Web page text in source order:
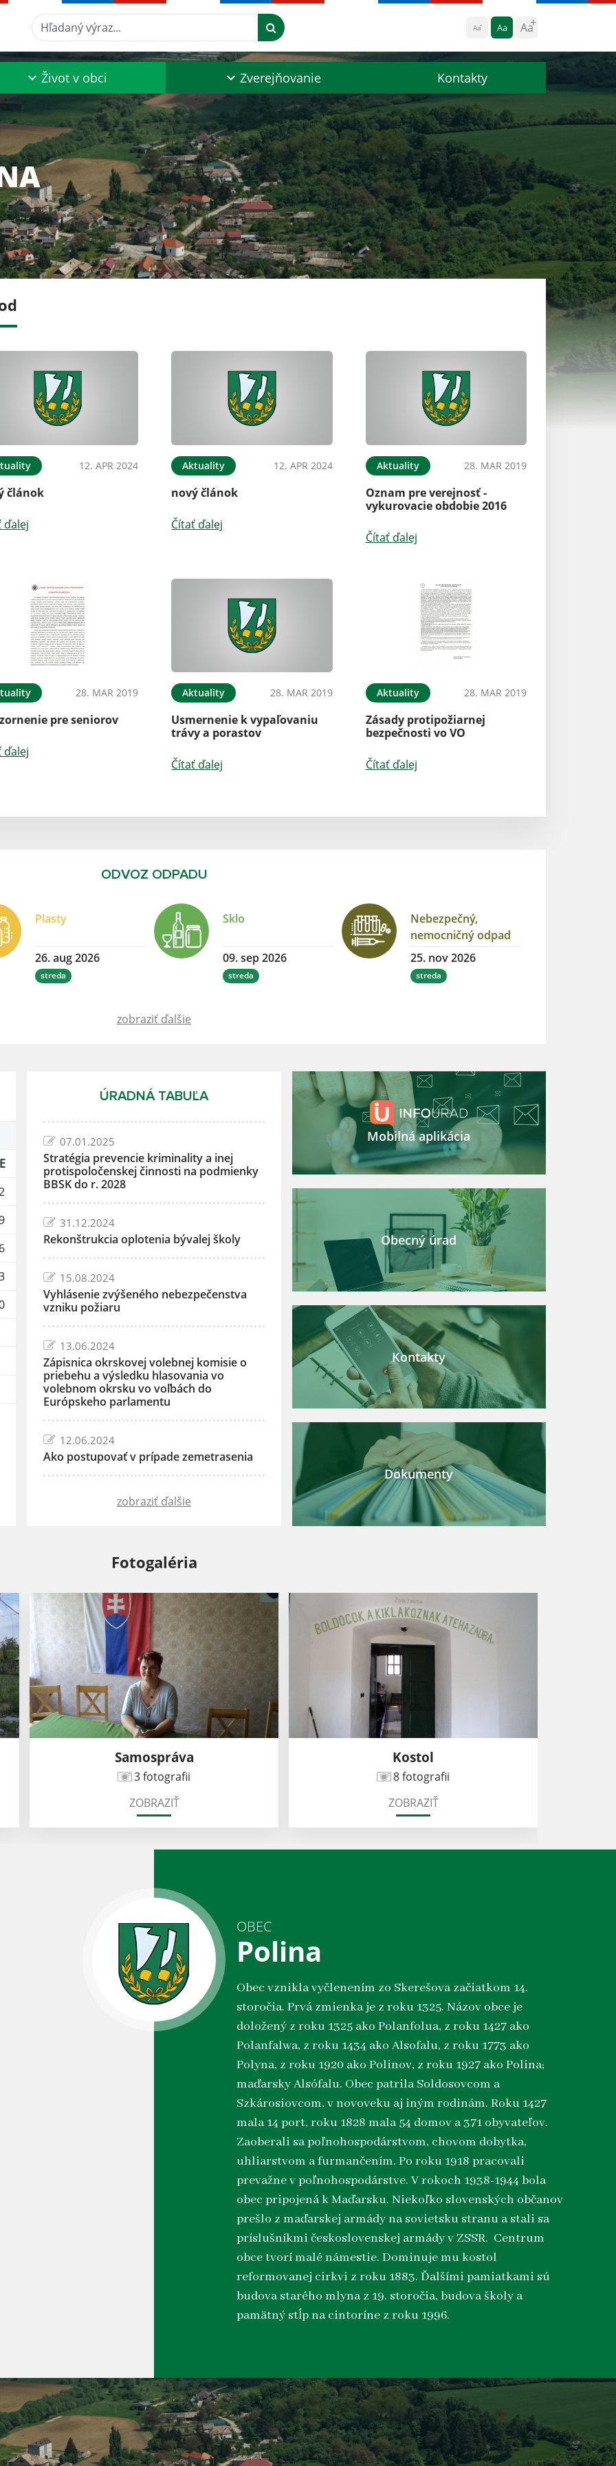
Aa Aa Aa
Hľadaný výraz...
Život v obci Zverejňovanie Kontakty
12. APR 2024
článok
ďalej
Aktuality 12. APR 2024
nový článok
Čítať ďalej
Aktuality 28. MAR 2019
Oznam pre verejnosť -
vykurovacie obdobie 2016
Čítať ďalej
28. MAR 2019
pre seniorov
ďalej
Aktuality 28. MAR 2019
Usmernenie k vypaľovaniu
trávy a porastov
Čítať ďalej
Aktuality 28. MAR 2019
Zásady protipožiarnej
bezpečnosti vo VO
Čítať ďalej
ODVOZ ODPADU
Plasty
26. aug 2026
streda
Sklo
09. sep 2026
streda
Nebezpečný,
nemocničný odpad
25. nov 2026
streda
zobraziť ďalšie
ÚRADNÁ TABUĽA
07.01.2025
Stratégia prevencie kriminality a inej
protispoločenskej činnosti na podmienky
BBSK do r. 2028
31.12.2024
Rekonštrukcia oplotenia bývalej školy
15.08.2024
Vyhlásenie zvýšeného nebezpečenstva
vzniku požiaru
13.06.2024
Zápisnica okrskovej volebnej komisie o
priebehu a výsledku hlasovania vo
volebnom okrsku vo voľbách do
Európskeho parlamentu
12.06.2024
Ako postupovať v prípade zemetrasenia
zobraziť ďalšie
Mobilná aplikácia
Obecný úrad
Kontakty
Dokumenty
Fotogaléria
Samospráva
3 fotografii
ZOBRAZIŤ
Kostol
8 fotografii
ZOBRAZIŤ
OBEC
Polina
Obec vznikla vyčlenením zo Skerešova začiatkom 14.
storočia. Prvá zmienka je z roku 1325. Názov obce je
doložený z roku 1325 ako Polanfolua, z roku 1427 ako
Polanfalwa, z roku 1434 ako Alsofalu, z roku 1773 ako
Polyna, z roku 1920 ako Polinov, z roku 1927 ako Polina;
maďarsky Alsófalu. Obec patrila Soldosovcom a
Szkárosiovcom, v novoveku aj iným rodinám. Roku 1427
mala 14 port, roku 1828 mala 54 domov a 371 obyvateľov.
Zaoberali sa poľnohospodárstvom, chovom dobytka,
uhliarstvom a furmančením. Po roku 1918 pracovali
prevažne v poľnohospodárstve. V rokoch 1938-1944 bola
obec pripojená k Maďarsku. Niekoľko slovenských občanov
prešlo z maďarskej armády na sovietsku stranu a stali sa
príslušníkmi československej armády v ZSSR. Centrum
obce tvorí malé námestie. Dominuje mu kostol
reformovanej cirkvi z roku 1883. Ďalšími pamiatkami sú
budova starého mlyna z 19. storočia, budova školy a
pamätný stĺp na cintoríne z roku 1996.